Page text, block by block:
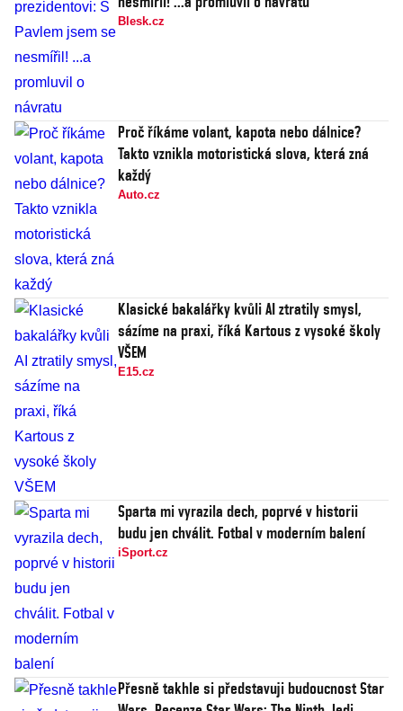
Blesk.cz
Proč říkáme volant, kapota nebo dálnice?
Takto vznikla motoristická slova, která zná
každý
Auto.cz
Klasické bakalářky kvůli AI ztratily smysl,
sázíme na praxi, říká Kartous z vysoké školy
VŠEM
E15.cz
Sparta mi vyrazila dech, poprvé v historii
budu jen chválit. Fotbal v moderním balení
iSport.cz
Přesně takhle si představuji budoucnost Star